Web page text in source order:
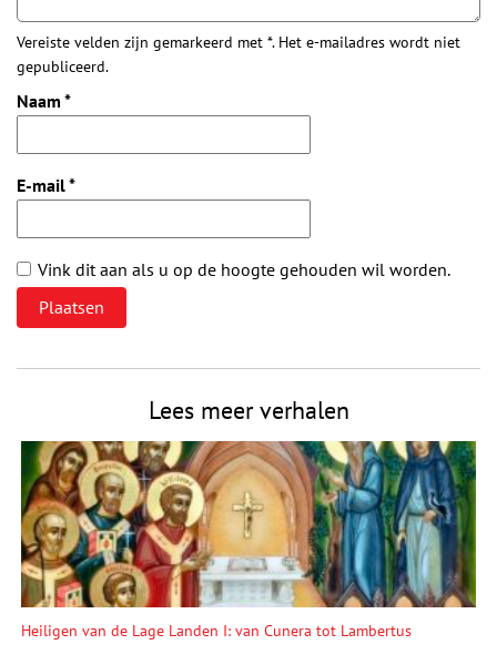
Vereiste velden zijn gemarkeerd met *. Het e-mailadres wordt niet
gepubliceerd.
Naam *
E-mail*
Vink dit aan als u op de hoogte gehouden wil worden.
Lees meer verhalen
Heiligen van de Lage Landen I: van Cunera tot Lambertus